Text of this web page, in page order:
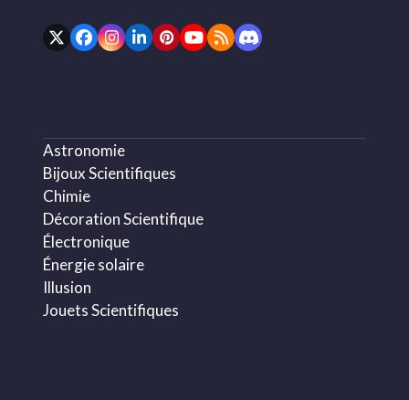
TwitterFacebook
Instagram
LinkedIn
Pinterest
YouTube
RSSDiscord
Astronomie
Bijoux Scientifiques
Chimie
Décoration Scientifique
Électronique
Énergie solaire
Illusion
Jouets Scientifiques